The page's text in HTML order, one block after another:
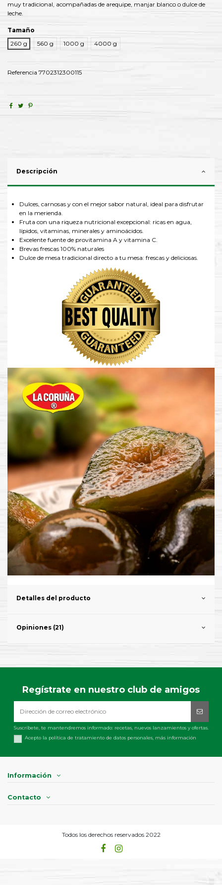
muy tradicional, acompañadas de arequipe, manjar blanco o dulce de
leche.
Tamaño
260 g
560 g 1000 g 4000 g
Referencia 7702312300115
Descripción
Dulces, carnosas y con el mejor sabor natural, ideal para disfrutar
en la merienda.
Fruta con una riqueza nutricional excepcional: ricas en agua,
lípidos, vitaminas, minerales y aminoácidos.
Excelente fuente de provitamina A y vitamina C.
Brevas frescas 100% naturales
Dulce de mesa tradicional directo a tu mesa: frescas y deliciosas.
Detalles del producto
Opiniones (21)
Regístrate en nuestro club de amigos
Suscríbete, te mantendremos informado: recetas, nuevos lanzamientos y ofertas.
Acepto la política de tratamiento de datos personales, más información
Información
Contacto
Todos los derechos reservados 2022